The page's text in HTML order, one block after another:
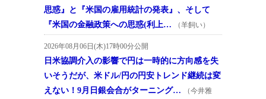
思惑』と『米国の雇用統計の発表』、そして
『米国の金融政策への思惑(利上…
（羊飼い）
2026年08月06日(木)17時00分公開
日米協調介入の影響で円は一時的に方向感を失
いそうだが、米ドル/円の円安トレンド継続は変
えない！9月日銀会合がターニング…
（今井雅